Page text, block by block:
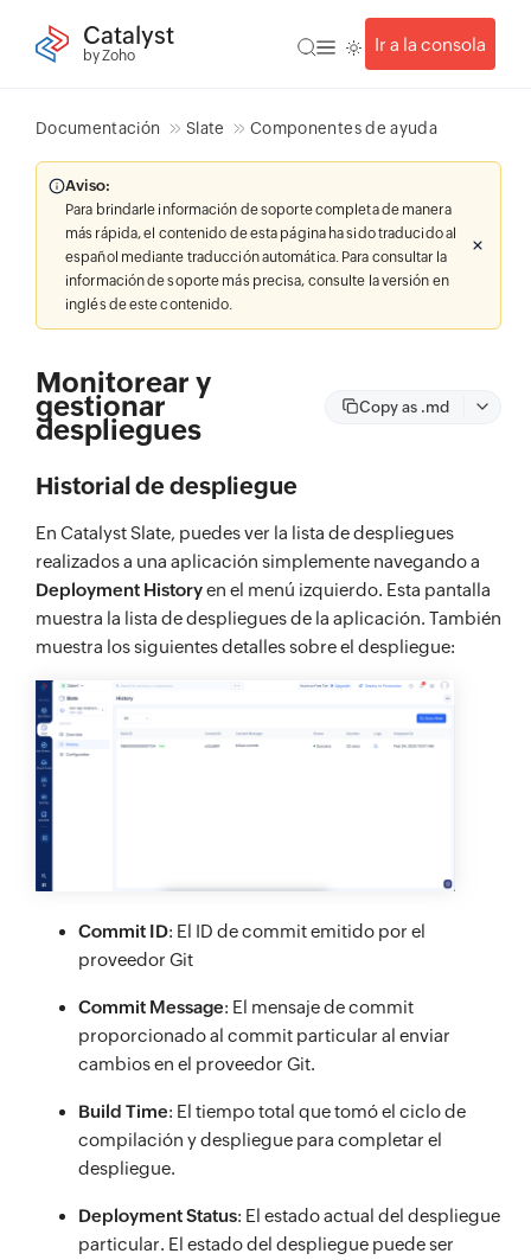
Catalyst
by Zoho
Ir a la consola
Documentación Slate Componentes de ayuda
Aviso:
Para brindarle información de soporte completa de manera
más rápida, el contenido de esta página ha sido traducido al
español mediante traducción automática. Para consultar la
información de soporte más precisa, consulte la versión en
inglés de este contenido.
Monitorear y
gestionar
despliegues
Copy as .md
Historial de despliegue
En Catalyst Slate, puedes ver la lista de despliegues
realizados a una aplicación simplemente navegando a
Deployment Historyen el menú izquierdo. Esta pantalla
muestra la lista de despliegues de la aplicación. También
muestra los siguientes detalles sobre el despliegue:
Commit ID: El ID de commit emitido por el
proveedor Git
Commit Message: El mensaje de commit
proporcionado al commit particular al enviar
cambios en el proveedor Git.
Build Time: El tiempo total que tomó el ciclo de
compilación y despliegue para completar el
despliegue.
Deployment Status: El estado actual del despliegue
particular. El estado del despliegue puede ser